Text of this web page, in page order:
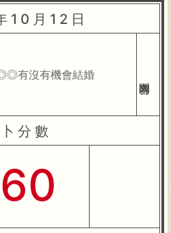
10月12日
有沒有機會結婚
分數